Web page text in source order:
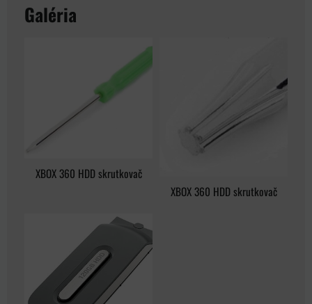
Galéria
XBOX 360 HDD skrutkovač
XBOX 360 HDD skrutkovač